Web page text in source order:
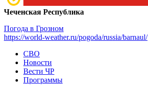
Чеченская Республика
Погода в Грозном
https://world-weather.ru/pogoda/russia/barnaul/
СВО
Новости
Вести ЧР
Программы